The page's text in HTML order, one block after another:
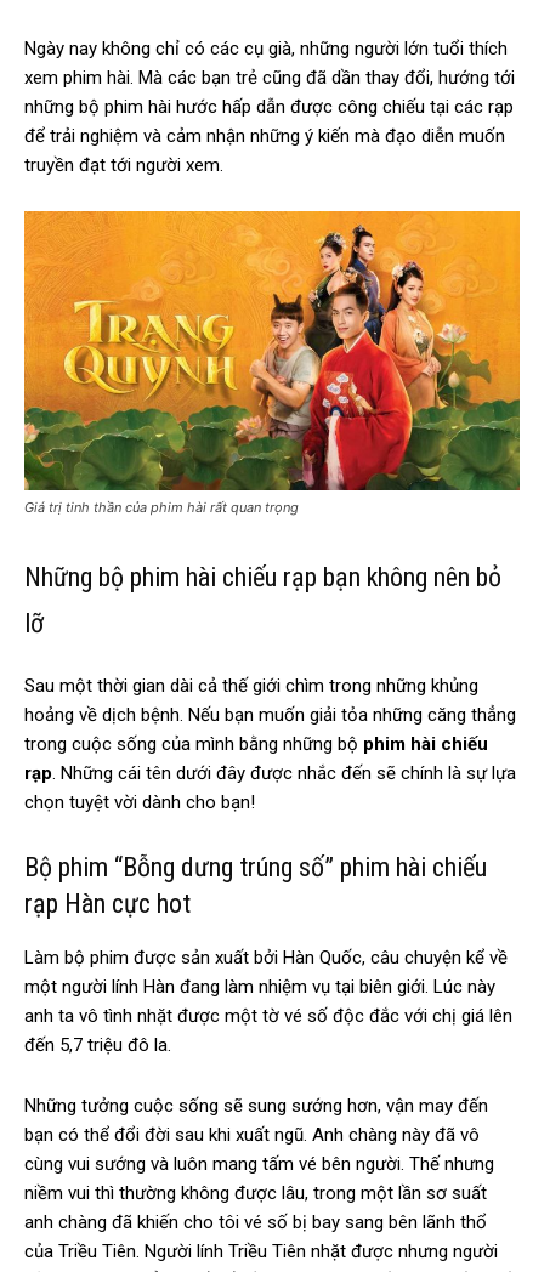
Ngày nay không chỉ có các cụ già, những người lớn tuổi thích
xem phim hài. Mà các bạn trẻ cũng đã dần thay đổi, hướng tới
những bộ phim hài hước hấp dẫn được công chiếu tại các rạp
để trải nghiệm và cảm nhận những ý kiến mà đạo diễn muốn
truyền đạt tới người xem.
Giá trị tinh thần của phim hài rất quan trọng
Những bộ phim hài chiếu rạp bạn không nên bỏ
lỡ
Sau một thời gian dài cả thế giới chìm trong những khủng
hoảng về dịch bệnh. Nếu bạn muốn giải tỏa những căng thẳng
trong cuộc sống của mình bằng những bộ phim hài chiếu
rạp. Những cái tên dưới đây được nhắc đến sẽ chính là sự lựa
chọn tuyệt vời dành cho bạn!
Bộ phim “Bỗng dưng trúng số” phim hài chiếu
rạp Hàn cực hot
Làm bộ phim được sản xuất bởi Hàn Quốc, câu chuyện kể về
một người lính Hàn đang làm nhiệm vụ tại biên giới. Lúc này
anh ta vô tình nhặt được một tờ vé số độc đắc với chị giá lên
đến 5,7 triệu đô la.
Những tưởng cuộc sống sẽ sung sướng hơn, vận may đến
bạn có thể đổi đời sau khi xuất ngũ. Anh chàng này đã vô
cùng vui sướng và luôn mang tấm vé bên người. Thế nhưng
niềm vui thì thường không được lâu, trong một lần sơ suất
anh chàng đã khiến cho tôi vé số bị bay sang bên lãnh thổ
của Triều Tiên. Người lính Triều Tiên nhặt được nhưng người